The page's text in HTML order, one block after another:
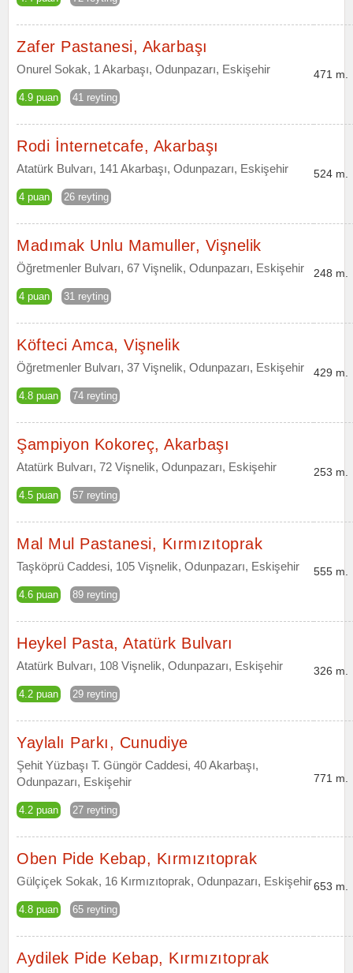
Zafer Pastanesi, Akarbaşı
Onurel Sokak, 1 Akarbaşı, Odunpazarı, Eskişehir
4.9 puan 41 reyting
471 m.
Rodi İnternetcafe, Akarbaşı
Atatürk Bulvarı, 141 Akarbaşı, Odunpazarı, Eskişehir
4 puan 26 reyting
524 m.
Madımak Unlu Mamuller, Vişnelik
Öğretmenler Bulvarı, 67 Vişnelik, Odunpazarı, Eskişehir
4 puan 31 reyting
248 m.
Köfteci Amca, Vişnelik
Öğretmenler Bulvarı, 37 Vişnelik, Odunpazarı, Eskişehir
4.8 puan 74 reyting
429 m.
Şampiyon Kokoreç, Akarbaşı
Atatürk Bulvarı, 72 Vişnelik, Odunpazarı, Eskişehir
4.5 puan 57 reyting
253 m.
Mal Mul Pastanesi, Kırmızıtoprak
Taşköprü Caddesi, 105 Vişnelik, Odunpazarı, Eskişehir
4.6 puan 89 reyting
555 m.
Heykel Pasta, Atatürk Bulvarı
Atatürk Bulvarı, 108 Vişnelik, Odunpazarı, Eskişehir
4.2 puan 29 reyting
326 m.
Yaylalı Parkı, Cunudiye
Şehit Yüzbaşı T. Güngör Caddesi, 40 Akarbaşı,
Odunpazarı, Eskişehir
4.2 puan 27 reyting
771 m.
Oben Pide Kebap, Kırmızıtoprak
Gülçiçek Sokak, 16 Kırmızıtoprak, Odunpazarı, Eskişehir
4.8 puan 65 reyting
653 m.
Aydilek Pide Kebap, Kırmızıtoprak